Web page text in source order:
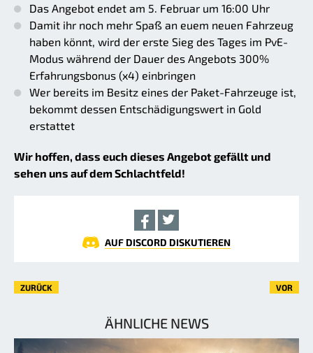
Das Angebot endet am 5. Februar um 16:00 Uhr
Damit ihr noch mehr Spaß an euem neuen Fahrzeug
haben könnt, wird der erste Sieg des Tages im PvE-
Modus während der Dauer des Angebots 300%
Erfahrungsbonus (x4) einbringen
Wer bereits im Besitz eines der Paket-Fahrzeuge ist,
bekommt dessen Entschädigungswert in Gold
erstattet
Wir hoffen, dass euch dieses Angebot gefällt und
sehen uns auf dem Schlachtfeld!
AUF DISCORD DISKUTIEREN
ZURÜCK VOR
ÄHNLICHE NEWS